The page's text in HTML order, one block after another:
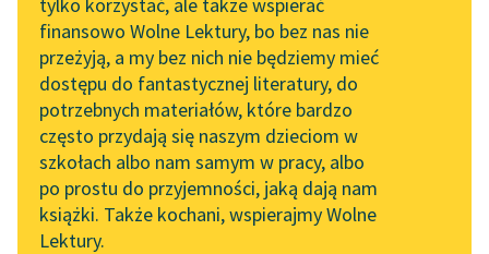
Zapraszamy na spotkanie
online z tłumaczkami
literatury skandynawskiej
Spotkanie z Katarzyną
Tunkiel w Oslo
102. lata temu zmarł
Joseph Conrad
czytających
API
OAI-PMH
Widget Wolnych Lektur
Przypisy
finansowo Wolne Lektury, bo bez nas nie
przeżyją, a my bez nich nie będziemy mieć
dostępu do fantastycznej literatury, do
potrzebnych materiałów, które bardzo
często przydają się naszym dzieciom w
szkołach albo nam samym w pracy, albo
po prostu do przyjemności, jaką dają nam
książki. Także kochani, wspierajmy Wolne
Lektury.
Gdy trzynastego dnia
choroby gorączka
ustała, jęło
rekonwalescentkę
trapić nieopisane
świerzbienie po całym
ciele. Żadna...